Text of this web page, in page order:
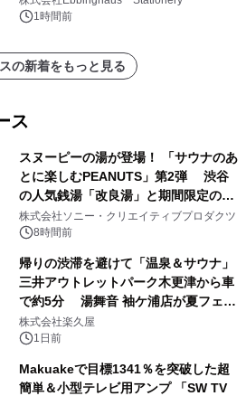
1時間前
の新着をもっと見る
ス
スヌーピーの湯が登場！ 「サウナのあ
とに楽しむPEANUTS」第2弾 渋谷
の人気銭湯「改良湯」と期間限定のコ
ラボレーション サウナイキタイコラ
ボグッズも発売決定！
株式会社ソニー・クリエイティブプロダクツ
8時間前
帰りの渋滞を避けて「温泉＆サウナ」
三井アウトレットパーク木更津から車
で約5分 湯舞音 袖ケ浦店が夏フェア
メニューを提供
株式会社楽久屋
1日前
Makuakeで目標1341％を突破した超
簡単＆小型テレビ用アンプ 「SW TV